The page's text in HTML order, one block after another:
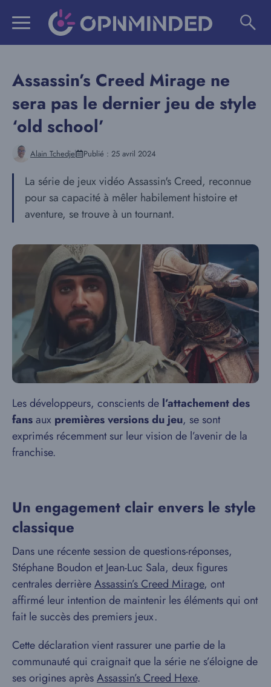
Assassin’s Creed Mirage ne
sera pas le dernier jeu de style
‘old school’
Alain Tchedje Publié : 25 avril 2024
La série de jeux vidéo Assassin's Creed, reconnue
pour sa capacité à mêler habilement histoire et
aventure, se trouve à un tournant.
Les développeurs, conscients de l’attachement des
fansaux premières versions du jeu, se sont
exprimés récemment sur leur vision de l’avenir de la
franchise.
Un engagement clair envers le style
classique
Dans une récente session de questions-réponses,
Stéphane Boudon et Jean-Luc Sala, deux figures
centrales derrièreAssassin’s Creed Mirage, ont
affirmé leur intention de maintenir les éléments qui ont
fait le succès des premiers jeux.
Cette déclaration vient rassurer une partie de la
communauté qui craignait que la série ne s’éloigne de
ses origines aprèsAssassin’s Creed Hexe.